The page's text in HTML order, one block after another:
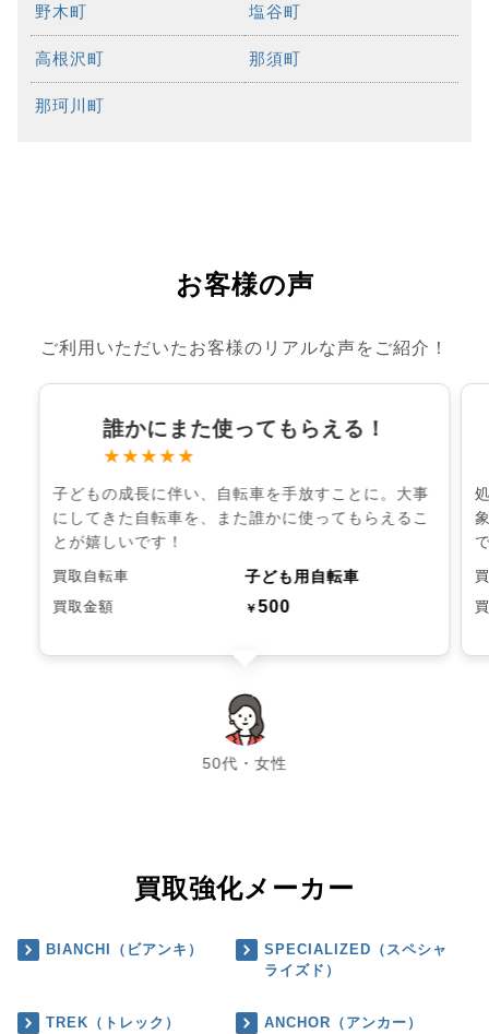
野木町 塩谷町
高根沢町 那須町
那珂川町
お客様の声
ご利用いただいたお客様のリアルな声をご紹介！
誰かにまた使ってもらえる！
★★★★★
子どもの成長に伴い、自転車を手放すことに。大事
にしてきた自転車を、また誰かに使ってもらえるこ
とが嬉しいです！
買取自転車 子ども用自転車
買取金額 ￥500
50代・女性
chevron_left chevron_right
買取強化メーカー
BIANCHI（ビアンキ）
SPECIALIZED（スペシャ
ライズド）
TREK（トレック） ANCHOR（アンカー）